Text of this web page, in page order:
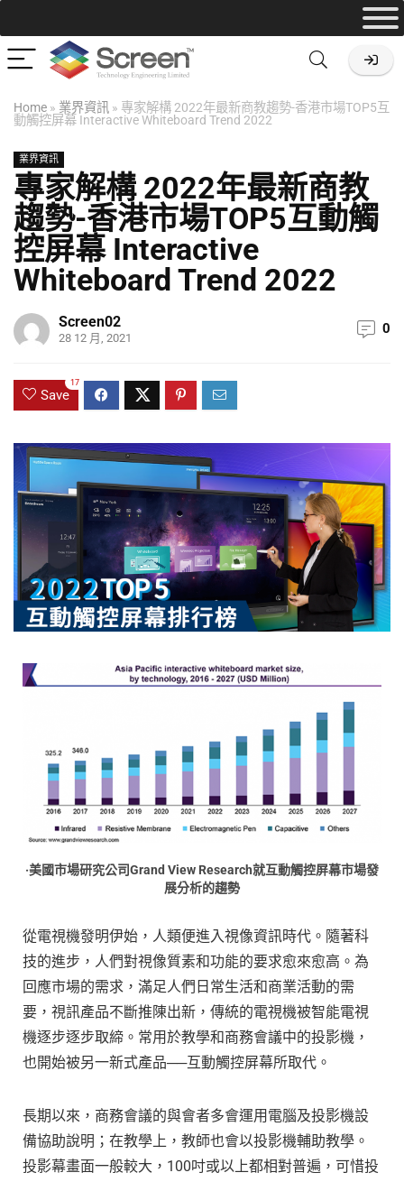
Home » 業界資訊 » 專家解構 2022年最新商教趨勢-香港市場TOP5互
動觸控屏幕 Interactive Whiteboard Trend 2022
業界資訊
專家解構 2022年最新商教
趨勢-香港市場TOP5互動觸
控屏幕 Interactive
Whiteboard Trend 2022
Screen02
28 12 月, 2021
0
Save
17
‧美國市場研究公司Grand View Research就互動觸控屏幕市場發
展分析的趨勢
從電視機發明伊始，人類便進入視像資訊時代。隨著科
技的進步，人們對視像質素和功能的要求愈來愈高。為
回應市場的需求，滿足人們日常生活和商業活動的需
要，視訊產品不斷推陳出新，傳統的電視機被智能電視
機逐步逐步取締。常用於教學和商務會議中的投影機，
也開始被另一新式產品──互動觸控屏幕所取代。
長期以來，商務會議的與會者多會運用電腦及投影機設
備協助說明；在教學上，教師也會以投影機輔助教學。
投影幕畫面一般較大，100吋或以上都相對普遍，可惜投